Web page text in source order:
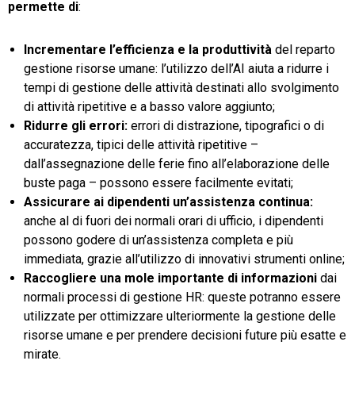
permette di:
Incrementare l’efficienza e la produttività del reparto
gestione risorse umane: l’utilizzo dell’AI aiuta a ridurre i
tempi di gestione delle attività destinati allo svolgimento
di attività ripetitive e a basso valore aggiunto;
Ridurre gli errori: errori di distrazione, tipografici o di
accuratezza, tipici delle attività ripetitive –
dall’assegnazione delle ferie fino all’elaborazione delle
buste paga – possono essere facilmente evitati;
Assicurare ai dipendenti un’assistenza continua:
anche al di fuori dei normali orari di ufficio, i dipendenti
possono godere di un’assistenza completa e più
immediata, grazie all’utilizzo di innovativi strumenti online;
Raccogliere una mole importante di informazioni dai
normali processi di gestione HR: queste potranno essere
utilizzate per ottimizzare ulteriormente la gestione delle
risorse umane e per prendere decisioni future più esatte e
mirate.